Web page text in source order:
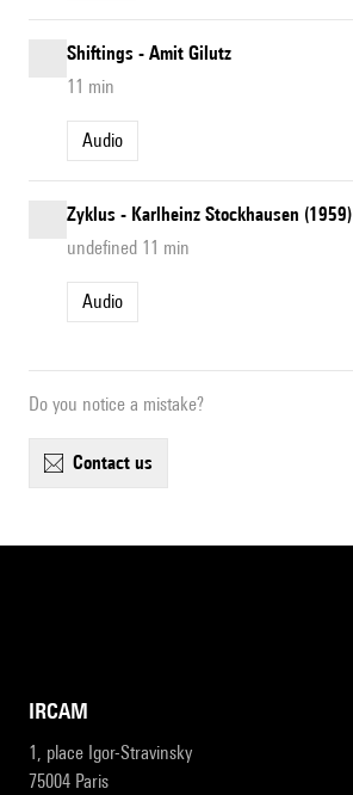
Shiftings - Amit Gilutz
11 min
Audio
Zyklus - Karlheinz Stockhausen (1959)
undefined 11 min
Audio
Do you notice a mistake?
contact us
IRCAM
1, place Igor-Stravinsky
75004 Paris